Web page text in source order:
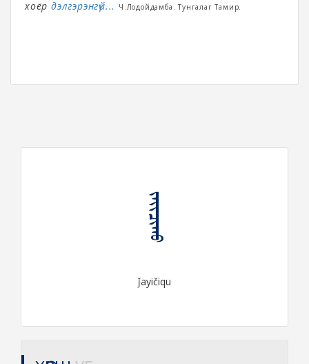
хоёр дэлгэрэнгүй... Ч.Лодойдамба. Тунгалаг Тамир.
ᠵᠠᠶᠢᠴᠢᠬᠤ
ǰayičiqu